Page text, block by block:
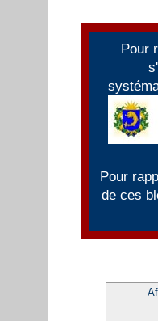
Pour
Pour
de ces